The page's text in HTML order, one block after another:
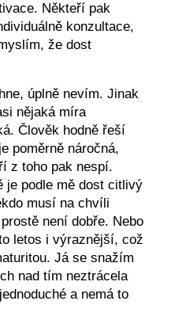
Někteří pak
konzultace,
že dost
úplně nevím. Jinak
nějaká míra
Člověk hodně řeší
poměrně náročná,
z toho pak nespí.
je podle mě dost citlivý
musí na chvíli
není dobře. Nebo
letos i výraznější, což
Já se snažím
nad tím neztrácela
a nemá to